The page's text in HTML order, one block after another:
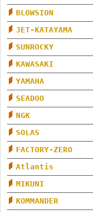
BLOWSION
JET-KATAYAMA
SUNROCKY
KAWASAKI
YAMAHA
SEADOO
NGK
SOLAS
FACTORY-ZERO
Atlantis
MIKUNI
KOMMANDER